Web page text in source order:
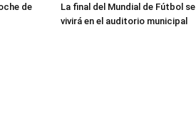
de
La final del Mundial de Fútbol se
vivirá en el auditorio municipal